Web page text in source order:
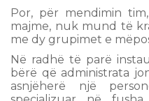
Por, për mendimin
majme, nuk mund të
me dy grupimet e
Në radhë të parë
bërë që administrata
asnjëherë një